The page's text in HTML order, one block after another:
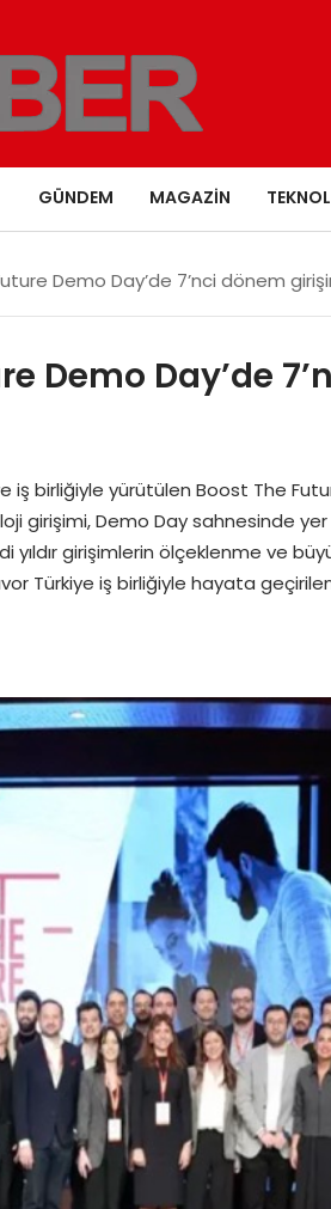
GÜNDEM MAGAZIN
Demo Day’de 7’nci dönem
Demo Day’de
birliğiyle yürütülen Boost The
girişimi, Demo Day sahnesinde yer
yıldır girişimlerin ölçeklenme ve
Türkiye iş birliğiyle hayata